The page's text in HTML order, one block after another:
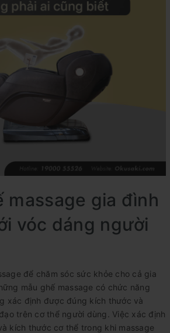
massage gia đình
vóc dáng người
để chăm sóc sức khỏe cho cả gia
mẫu ghế massage có chức năng
xác định được đúng kích thước và
trên cơ thể người dùng. Việc xác định
kích thước cơ thể trong khi massage